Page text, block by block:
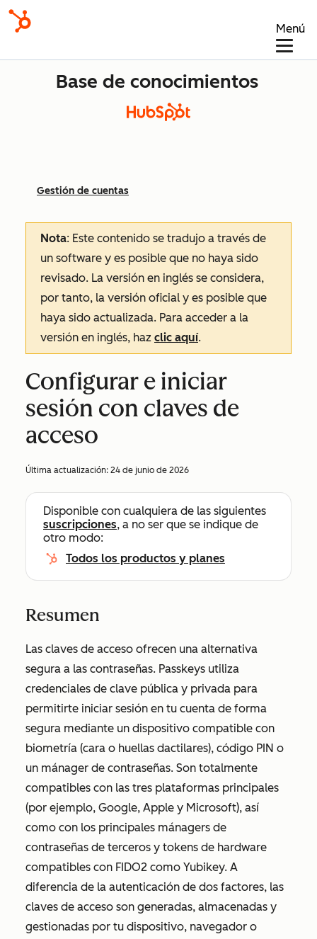
Menú
Base de conocimientos
Gestión de cuentas
Nota: Este contenido se tradujo a través de
un software y es posible que no haya sido
revisado. La versión en inglés se considera,
por tanto, la versión oficial y es posible que
haya sido actualizada. Para acceder a la
versión en inglés, haz clic aquí.
Configurar e iniciar
sesión con claves de
acceso
Última actualización: 24 de junio de 2026
Disponible con cualquiera de las siguientes
suscripciones, a no ser que se indique de
otro modo:
Todos los productos y planes
Resumen
Las claves de acceso ofrecen una alternativa
segura a las contraseñas. Passkeys utiliza
credenciales de clave pública y privada para
permitirte iniciar sesión en tu cuenta de forma
segura mediante un dispositivo compatible con
biometría (cara o huellas dactilares), código PIN o
un mánager de contraseñas. Son totalmente
compatibles con las tres plataformas principales
(por ejemplo, Google, Apple y Microsoft), así
como con los principales mánagers de
contraseñas de terceros y tokens de hardware
compatibles con FIDO2 como Yubikey. A
diferencia de la autenticación de dos factores, las
claves de acceso son generadas, almacenadas y
gestionadas por tu dispositivo, navegador o